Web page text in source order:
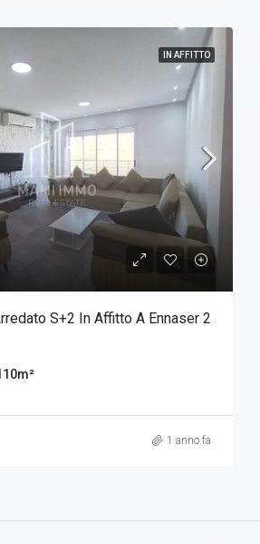
IN AFFITTO
S+2 In Affitto A Ennaser 2
m²
1 anno fa